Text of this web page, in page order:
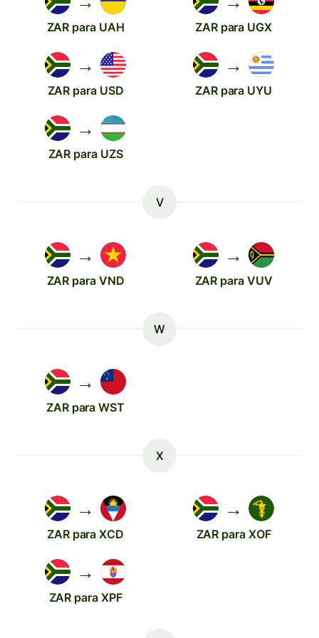
ZAR para UAH ZAR para UGX
→
ZAR para USD
→
ZAR para UYU
→
ZAR para UZS
V
→
ZAR para VND
→
ZAR para VUV
W
→
ZAR para WST
X
→
ZAR para XCD
→
ZAR para XOF
→
ZAR para XPF